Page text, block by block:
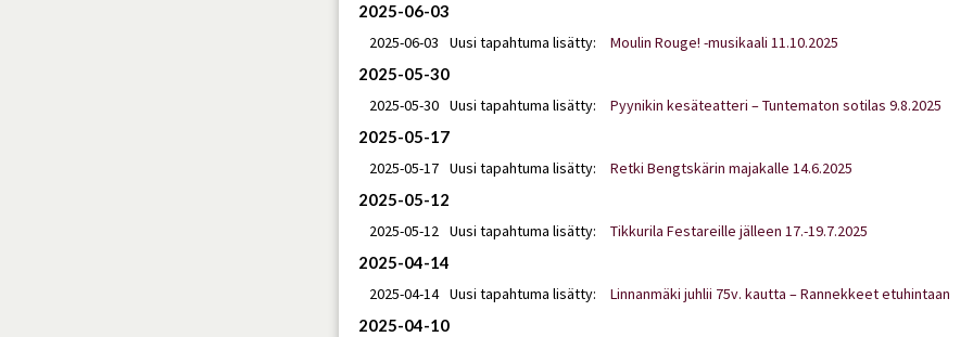
2025-06-03
2025-06-03
Uusi tapahtuma lisätty:
Moulin Rouge! -musikaali 11.10.2025
2025-05-30
2025-05-30 Uusi tapahtuma lisätty:
Pyynikin kesäteatteri – Tuntematon sotilas 9.8.2025
2025-05-17
2025-05-17 Uusi tapahtuma lisätty:
Retki Bengtskärin majakalle 14.6.2025
2025-05-12
2025-05-12 Uusi tapahtuma lisätty:
Tikkurila Festareille jälleen 17.-19.7.2025
2025-04-14
2025-04-14 Uusi tapahtuma lisätty:
Linnanmäki juhlii 75v. kautta – Rannekkeet etuhintaan
2025-04-10